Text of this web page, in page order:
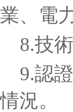
業、電
8.技
9.認
情況。